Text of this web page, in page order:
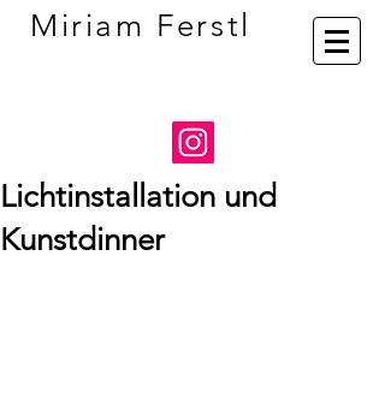
Miriam Ferstl
Lichtinstallation und
Kunstdinner